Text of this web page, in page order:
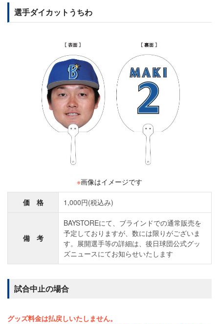
選手ダイカットうちわ
※画像はイメージです
価 格 1,000円(税込み)
備 考
BAYSTOREにて、ブラインドでの通常販売を
予定しておりますが、数には限りがございま
す。展開選手等の詳細は、後日球団公式グッ
ズニュースにてお知らせいたします
試合中止の場合
グッズ料金は払戻しいたしません。